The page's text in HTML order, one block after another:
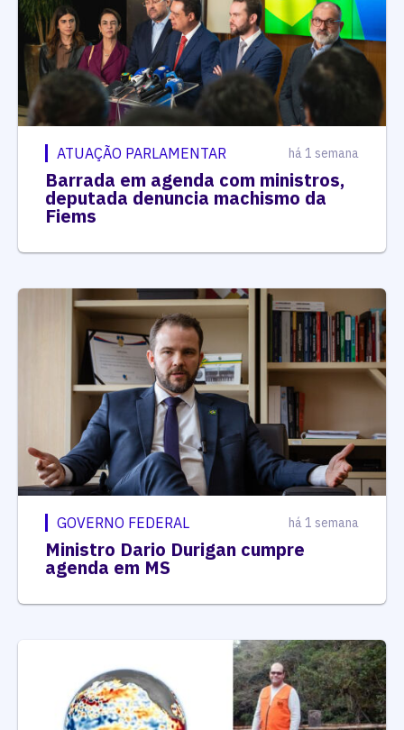
ATUAÇÃO PARLAMENTAR há 1 semana
Barrada em agenda com ministros,
deputada denuncia machismo da
Fiems
GOVERNO FEDERAL há 1 semana
Ministro Dario Durigan cumpre
agenda em MS